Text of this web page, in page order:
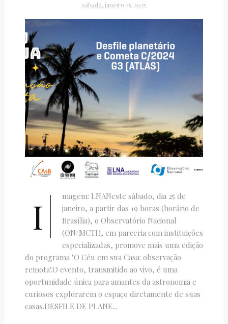
sábado, janeiro 25, 2025
I
magem: LNANeste sábado, dia 25 de
janeiro, a partir das 19 horas (horário de
Brasília), o Observatório Nacional
(ON/MCTI), em parceria com instituições
especializadas, promove mais uma edição
do programa "O Céu em sua Casa: observação
remota".O evento, transmitido ao vivo, é uma
oportunidade única para amantes da astronomia e
curiosos explorarem o espaço diretamente de suas
casas.DESFILE DE PLANE...